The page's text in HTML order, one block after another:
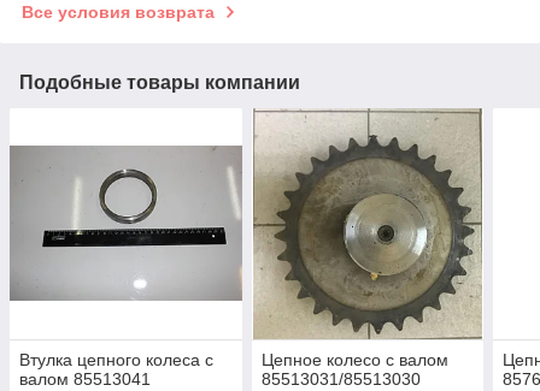
Все условия возврата
Подобные товары компании
Втулка цепного колеса с
валом 85513041
Цепное колесо с валом
85513031/85513030